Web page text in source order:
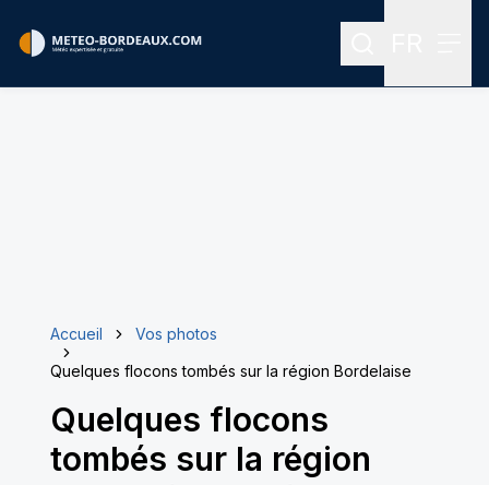
Rechercher
Accueil
Vos photos
Quelques flocons tombés sur la région Bordelaise
Quelques flocons
tombés sur la région